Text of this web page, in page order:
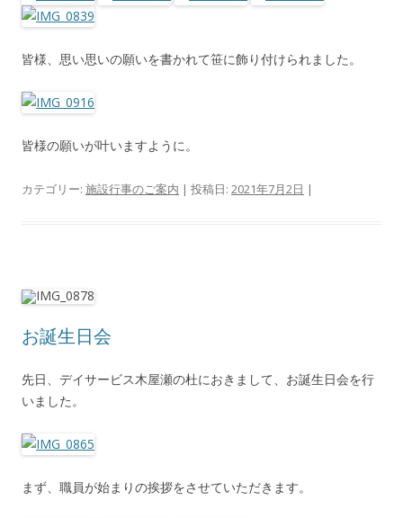
皆様、思い思いの願いを書かれて笹に飾り付けられました。
皆様の願いが叶いますように。
カテゴリー: 施設行事のご案内 | 投稿日: 2021年7月2日 |
お誕生日会
先日、デイサービス木屋瀬の杜におきまして、お誕生日会を行
いました。
まず、職員が始まりの挨拶をさせていただきます。